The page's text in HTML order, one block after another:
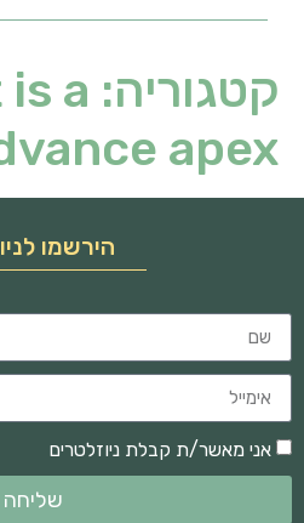
קטגוריה: a
apex
הירשמו
אני מאשר/ת קבלת ניוזלטרים
שליחה